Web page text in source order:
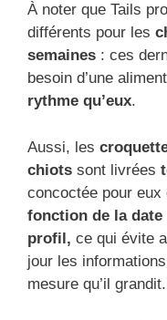
À noter que Tails
différents pour les
semaines : ces
besoin d’une
rythme qu’eux.
Aussi, les
chiots sont livrées
concoctée pour eux
fonction de la
profil, ce qui évite
jour les
mesure qu’il